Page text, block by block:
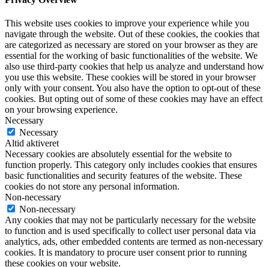
This website uses cookies to improve your experience while you
navigate through the website. Out of these cookies, the cookies that
are categorized as necessary are stored on your browser as they are
essential for the working of basic functionalities of the website. We
also use third-party cookies that help us analyze and understand how
you use this website. These cookies will be stored in your browser
only with your consent. You also have the option to opt-out of these
cookies. But opting out of some of these cookies may have an effect
on your browsing experience.
Necessary
Necessary
Altid aktiveret
Necessary cookies are absolutely essential for the website to
function properly. This category only includes cookies that ensures
basic functionalities and security features of the website. These
cookies do not store any personal information.
Non-necessary
Non-necessary
Any cookies that may not be particularly necessary for the website
to function and is used specifically to collect user personal data via
analytics, ads, other embedded contents are termed as non-necessary
cookies. It is mandatory to procure user consent prior to running
these cookies on your website.